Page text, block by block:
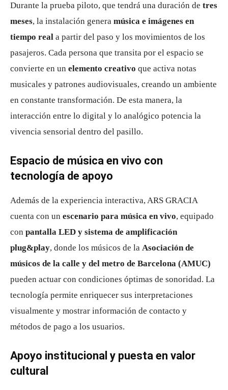
Durante la prueba piloto, que tendrá una duración de tres
meses, la instalación genera música e imágenes en
tiempo real a partir del paso y los movimientos de los
pasajeros. Cada persona que transita por el espacio se
convierte en un elemento creativo que activa notas
musicales y patrones audiovisuales, creando un ambiente
en constante transformación. De esta manera, la
interacción entre lo digital y lo analógico potencia la
vivencia sensorial dentro del pasillo.
Espacio de música en vivo con
tecnología de apoyo
Además de la experiencia interactiva, ARS GRACIA
cuenta con un escenario para música en vivo, equipado
con pantalla LED y sistema de amplificación
plug&play, donde los músicos de la Asociación de
músicos de la calle y del metro de Barcelona (AMUC)
pueden actuar con condiciones óptimas de sonoridad. La
tecnología permite enriquecer sus interpretaciones
visualmente y mostrar información de contacto y
métodos de pago a los usuarios.
Apoyo institucional y puesta en valor
cultural